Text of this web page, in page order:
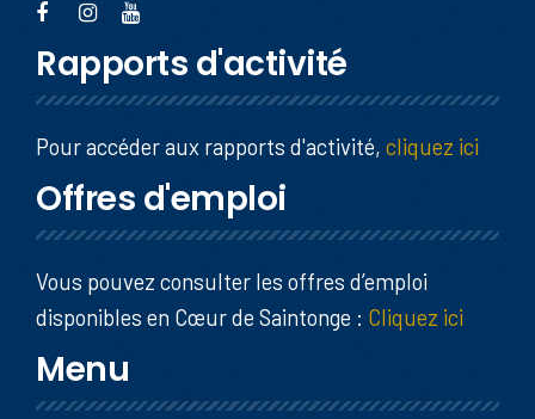
Rapports d'activité
Pour accéder aux rapports d'activité, cliquez ici
Offres d'emploi
Vous pouvez consulter les offres d’emploi
disponibles en Cœur de Saintonge : Cliquez ici
Menu